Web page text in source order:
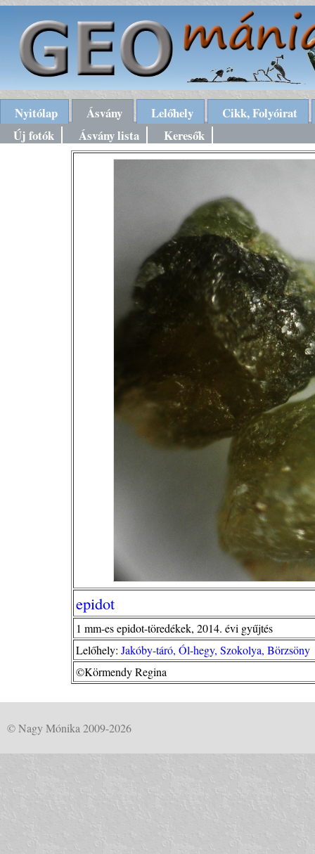
Nyitólap Ásvány Lelőhely
Cikk, Folyóirat
Új fotók
Ásvány lista Keresők
epidot
1 mm-es epidot-töredékek, 2014. évi gyűjtés
Lelőhely: Jakóby-táró, Ól-hegy, Szokolya, Börzsöny
©Körmendy Regina
© Nagy Mónika 2009-2026